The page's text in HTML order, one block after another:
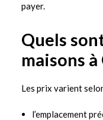
payer.
Quels
maisons
Les prix varient
l’emplacement